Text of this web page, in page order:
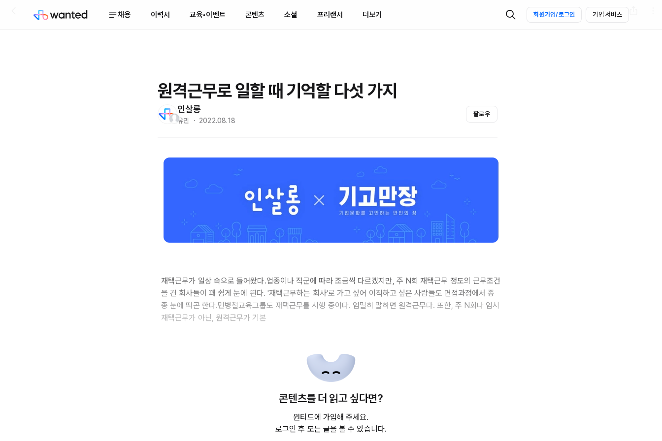
채용 이력서 교육•이벤트 콘텐츠 소셜 프리랜서 더보기 회원가입/로그인 기업 서비스
원격근무로 일할 때 기억할 다섯 가지
인살롱
유민 ・ 2022.08.18
팔로우
​재택근무가 일상 속으로 들어왔다.업종이나 직군에 따라 조금씩 다르겠지만, 주 N회 재택근무 정도의 근무조건
을 건 회사들이 꽤 쉽게 눈에 띈다. '재택근무하는 회사'로 가고 싶어 이직하고 싶은 사람들도 면접과정에서 종
종 눈에 띄곤 한다.민병철교육그룹도 재택근무를 시행 중이다. 엄밀히 말하면 원격근무다. 또한, 주 N회나 임시
재택근무가 아닌, 원격근무가 기본
콘텐츠를 더 읽고 싶다면?
원티드에 가입해 주세요.
로그인 후 모든 글을 볼 수 있습니다.